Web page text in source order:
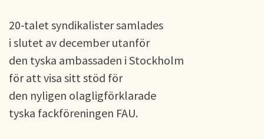
20-talet syndikalister samlades
i slutet av december utanför
den tyska ambassaden i Stockholm
för att visa sitt stöd för
den nyligen olagligförklarade
tyska fackföreningen FAU.